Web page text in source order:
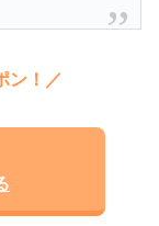
ン！／